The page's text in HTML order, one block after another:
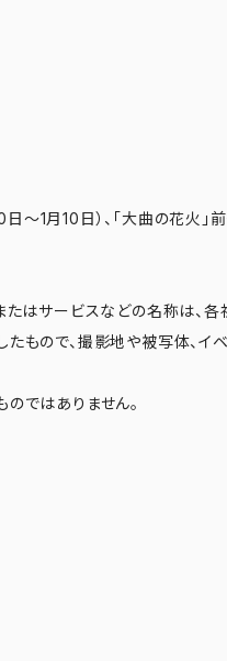
～1月10日）、「大曲の花火」
はサービスなどの名称は、各
もので、撮影地や被写体、
ではありません。